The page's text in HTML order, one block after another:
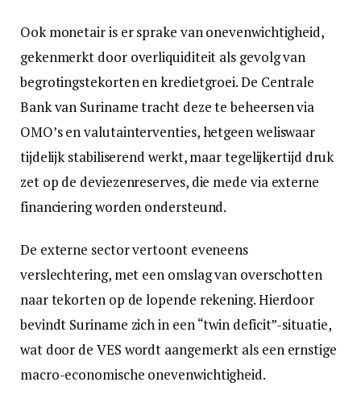
Ook monetair is er sprake van onevenwichtigheid,
gekenmerkt door overliquiditeit als gevolg van
begrotingstekorten en kredietgroei. De Centrale
Bank van Suriname tracht deze te beheersen via
OMO’s en valutainterventies, hetgeen weliswaar
tijdelijk stabiliserend werkt, maar tegelijkertijd druk
zet op de deviezenreserves, die mede via externe
financiering worden ondersteund.
De externe sector vertoont eveneens
verslechtering, met een omslag van overschotten
naar tekorten op de lopende rekening. Hierdoor
bevindt Suriname zich in een “twin deficit”-situatie,
wat door de VES wordt aangemerkt als een ernstige
macro-economische onevenwichtigheid.